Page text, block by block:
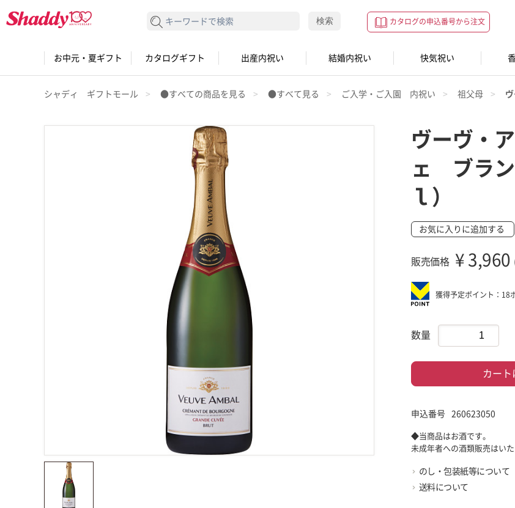
カタログの申込番号から注文
検索する 検索
お中元・夏ギフト カタログギフト 出産内祝い 結婚内祝い 快気祝い
シャディ ギフトモール ●すべての商品を見る ●すべて見る ご入学・ご入園 内祝い 祖父母
ヴーヴ・
ェ ブラン
ｌ）
お気に入りに追加する
販売価格 ¥ 3,960
獲得予定ポイント：18
数量
カート
申込番号 260623050
◆当商品はお酒です。
未成年者への酒類販売はい
のし・包装紙等について
送料について